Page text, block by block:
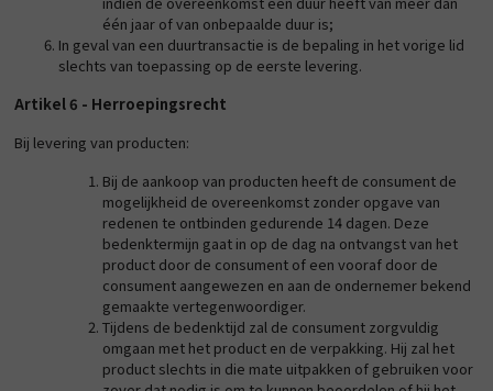
één jaar of van onbepaalde duur is;
In geval van een duurtransactie is de bepaling in het vorige lid
slechts van toepassing op de eerste levering.
Artikel 6 - Herroepingsrecht
Bij levering van producten:
Bij de aankoop van producten heeft de consument de
mogelijkheid de overeenkomst zonder opgave van
redenen te ontbinden gedurende 14 dagen. Deze
bedenktermijn gaat in op de dag na ontvangst van het
product door de consument of een vooraf door de
consument aangewezen en aan de ondernemer bekend
gemaakte vertegenwoordiger.
Tijdens de bedenktijd zal de consument zorgvuldig
omgaan met het product en de verpakking. Hij zal het
product slechts in die mate uitpakken of gebruiken voor